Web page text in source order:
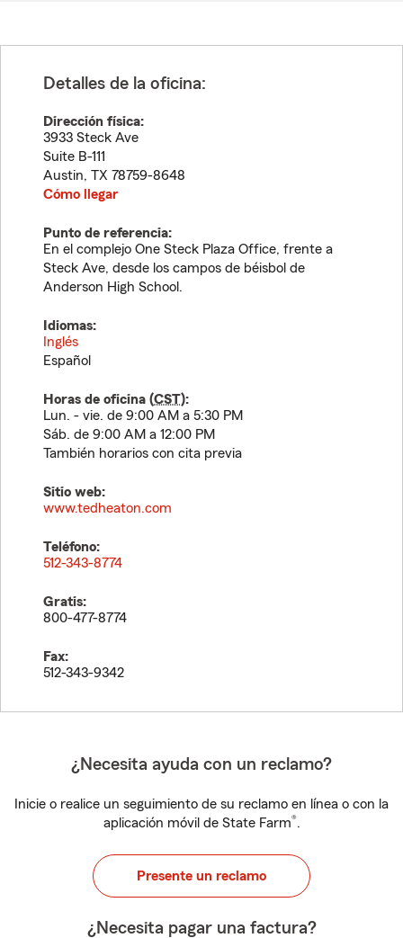
Detalles de la oficina:
Dirección física:
3933 Steck Ave
Suite B-111
Austin, TX 78759-8648
Cómo llegar
Punto de referencia:
En el complejo One Steck Plaza Office, frente a
Steck Ave, desde los campos de béisbol de
Anderson High School.
Idiomas:
Inglés
Español
Horas de oficina (CST):
Lun. - vie. de 9:00 AM a 5:30 PM
Sáb. de 9:00 AM a 12:00 PM
También horarios con cita previa
Sitio web:
www.tedheaton.com
Teléfono:
512-343-8774
Gratis:
800-477-8774
Fax:
512-343-9342
¿Necesita ayuda con un reclamo?
Inicie o realice un seguimiento de su reclamo en línea o con la
aplicación móvil de State Farm®.
Presente un reclamo
¿Necesita pagar una factura?